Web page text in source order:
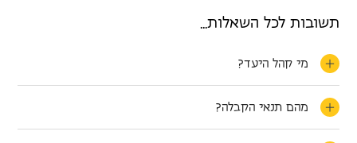
תשובות לכל השאלות
מי קהל היעד?
מהם תנאי הקבלה?